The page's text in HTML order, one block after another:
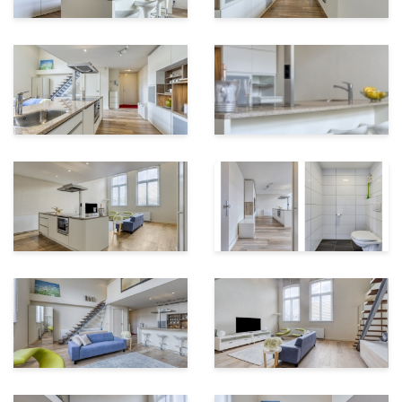
Bij binnenkomst stap je direct de indrukwekkende
leefruimte binnen. In de entreezone bevinden zich de
garderobe, de uitgebreide meterkast en het separate
toilet.
De woonkamer is zonder twijfel het hart van de
woning. Door de hoogte van 4,85 meter, de grote
raampartijen en de open indeling voelt de ruimte
royaal, licht en bijzonder sfeervol aan. De
designradiatoren, houten vloer en rustige afwerking
versterken het luxe loftgevoel.
Onder de entresol bevindt zich de royale woonkeuken
met kookeiland. De keuken beschikt over riante
moderne kastruimte en een luxe stenen kook- en
zitblad, waardoor koken, eten en ontspannen vanzelf in
elkaar overlopen. Een heerlijke plek voor lange
avonden, goede gesprekken en ontspannen wonen in